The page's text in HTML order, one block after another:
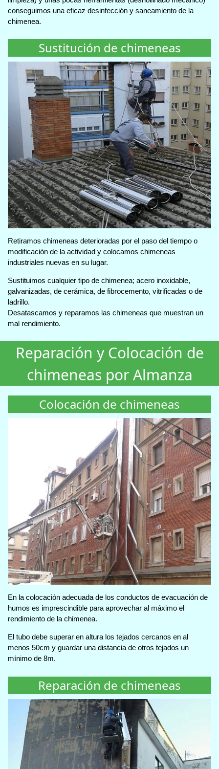
conseguimos una eficaz desinfección y saneamiento de la
chimenea.
Sustitución de chimeneas
Retiramos chimeneas deterioradas por el paso del tiempo o
modificación de la actividad y colocamos chimeneas
industriales nuevas en su lugar.
Sustituimos cualquier tipo de chimenea; acero inoxidable,
galvanizadas, de cerámica, de fibrocemento, vitrificadas o de
ladrillo.
Desatascamos y reparamos las chimeneas que muestran un
mal rendimiento.
Reparación y Colocación de
chimeneas por Almanza
Colocación de chimeneas
En la colocación adecuada de los conductos de evacuación de
humos es imprescindible para aprovechar al máximo el
rendimiento de la chimenea.
El tubo debe superar en altura los tejados cercanos en al
menos 50cm y guardar una distancia de otros tejados un
mínimo de 8m.
Reparación de chimeneas